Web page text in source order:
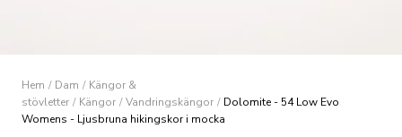
Hem / Dam / Kängor &
stövletter / Kängor / Vandringskängor / Dolomite - 54 Low Evo
Womens - Ljusbruna hikingskor i mocka